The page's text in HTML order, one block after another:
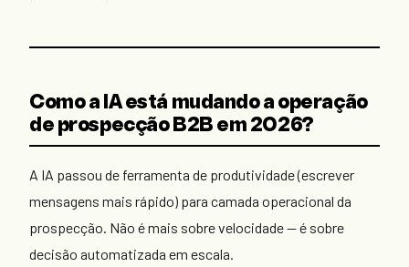
Como a IA está mudando a operação
de prospecção B2B em 2026?
A IA passou de ferramenta de produtividade (escrever
mensagens mais rápido) para camada operacional da
prospecção. Não é mais sobre velocidade — é sobre
decisão automatizada em escala.